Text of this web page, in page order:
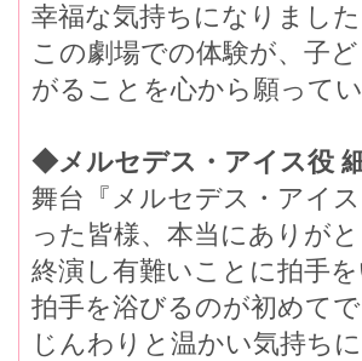
幸福な気持ちになりました
この劇場での体験が、子
がることを心から願ってい
◆メルセデス・アイス役
舞台『メルセデス・アイ
った皆様、本当にありが
終演し有難いことに拍手
拍手を浴びるのが初めてで
じんわりと温かい気持ち